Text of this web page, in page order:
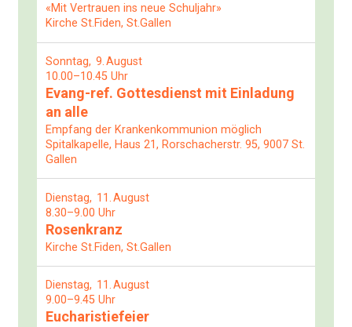
«Mit Vertrauen ins neue Schuljahr»
Kirche St.Fiden, St.Gallen
Sonntag 9 August
10.00–10.45 Uhr
Evang-ref. Gottesdienst mit Einladung
an alle
Empfang der Krankenkommunion möglich
Spitalkapelle, Haus 21, Rorschacherstr. 95, 9007 St.
Gallen
Dienstag 11 August
8.30–9.00 Uhr
Rosenkranz
Kirche St.Fiden, St.Gallen
Dienstag 11 August
9.00–9.45 Uhr
Eucharistiefeier